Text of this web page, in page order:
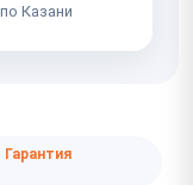
Казани